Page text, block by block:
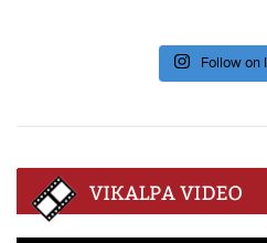
Follow on